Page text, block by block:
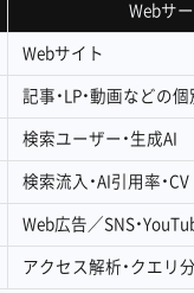
Webサ
Webサイト
記事・LP・動画などの
検索ユーザー・生成AI
検索流入・AI引用率・CV
Web広告／SNS・
アクセス解析・クエリ